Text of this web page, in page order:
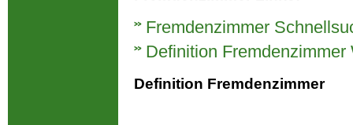
Fremdenzimmer
Definition Fremdenzimmer
Definition Fremdenzimmer